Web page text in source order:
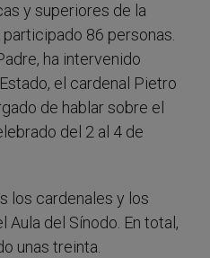
y superiores de la
86 personas.
ha intervenido
el cardenal Pietro
de hablar sobre el
del 2 al 4 de
los cardenales y los
del Sínodo. En total,
unas treinta.